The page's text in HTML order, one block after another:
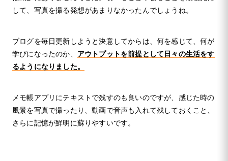
して、写真を撮る発想があまりなかったんでしょうね。
ブログを毎日更新しようと決意してからは、何を感じて、何が
学びになったのか、 アウトプットを前提として日々の生活をす
るようになりました。
メモ帳アプリにテキストで残すのも良いのですが、感じた時の
風景を写真で撮ったり、動画で音声も入れて残しておくこと、
さらに記憶が鮮明に蘇りやすいです。